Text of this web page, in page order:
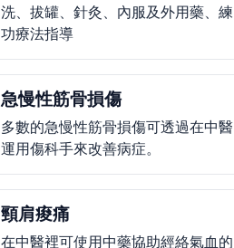
洗、拔罐、針灸、內服及外用藥、練
功療法指導
急慢性筋骨損傷
多數的急慢性筋骨損傷可透過在中醫
運用傷科手來改善病症。
頸肩痠痛
在中醫裡可使用中藥協助經絡氣血的